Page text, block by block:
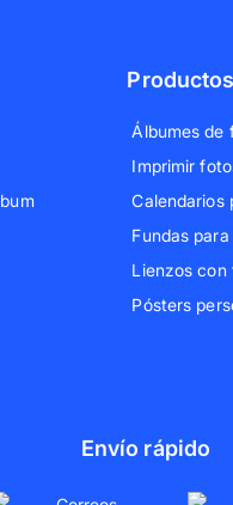
Productos
Álbumes de
Imprimir
Calendarios
Fundas
Lienzos con
Pósters
Envío rápido